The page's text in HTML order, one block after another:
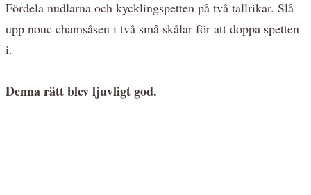
Fördela nudlarna och kycklingspetten på två tallrikar. Slå
upp nouc chamsåsen i två små skålar för att doppa spetten
i.
Denna rätt blev ljuvligt god.